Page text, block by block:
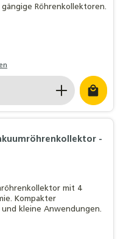
Röhrenkollektoren.
Wert
-
mit 4
Kompakter
kleine Anwendungen.